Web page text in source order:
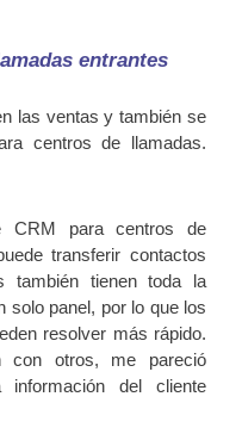
entrantes
las ventas y también se
centros de llamadas.
CRM para centros de
transferir contactos
también tienen toda la
solo panel, por lo que los
resolver más rápido.
con otros, me pareció
información del cliente